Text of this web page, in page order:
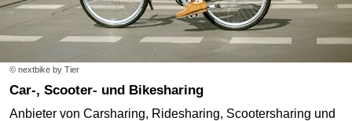
© nextbike by Tier
Car-, Scooter- und Bikesharing
Anbieter von Carsharing, Ridesharing, Scootersharing und